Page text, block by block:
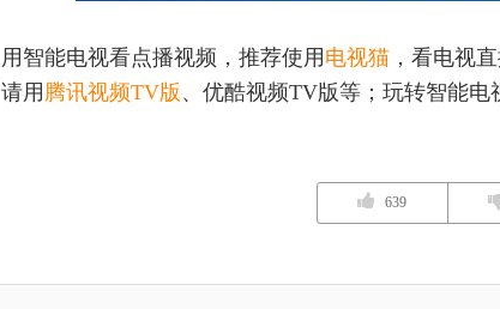
用智能电视看点播视频，推荐使用 电视猫，看电视
请用 腾讯视频TV版 、优酷视频TV版等；玩转智能电
639